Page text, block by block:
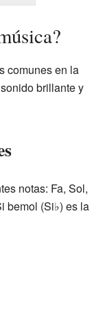
comunes en la
brillante y
notas: Fa, Sol,
bemol (Si♭) es la